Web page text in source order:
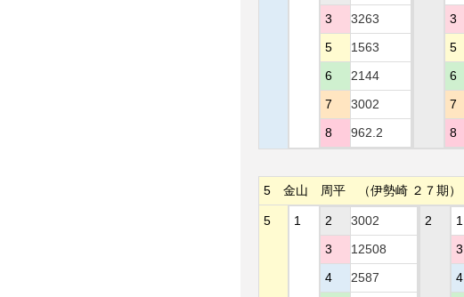
3
3263
5
1563
6
2144
7
3002
8
962.2
3
5
6
7
8
5 金山 周平 （伊勢崎 ２７期）
5 1 2
3002
3
12508
4
2587
2 1
3
4